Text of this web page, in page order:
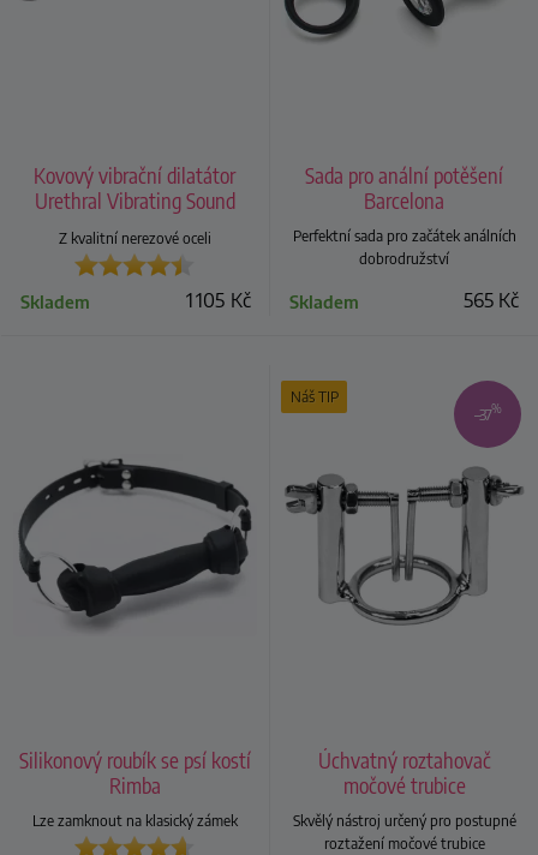
Kovový vibrační dilatátor
Urethral Vibrating Sound
Long, 33 cm
Z kvalitní nerezové oceli
1 105 Kč
Skladem
Sada pro anální potěšení
Barcelona
Perfektní sada pro začátek análních
dobrodružství
565 Kč
Skladem
Silikonový roubík se psí kostí
Rimba
Lze zamknout na klasický zámek
Náš TIP
–37%
Úchvatný roztahovač
močové trubice
Skvělý nástroj určený pro postupné
roztažení močové trubice